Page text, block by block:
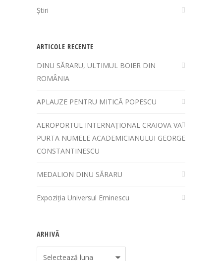
Știri
ARTICOLE RECENTE
DINU SĂRARU, ULTIMUL BOIER DIN
ROMÂNIA
APLAUZE PENTRU MITICĂ POPESCU
AEROPORTUL INTERNAȚIONAL CRAIOVA VA
PURTA NUMELE ACADEMICIANULUI GEORGE
CONSTANTINESCU
MEDALION DINU SĂRARU
Expoziția Universul Eminescu
ARHIVĂ
Arhivă